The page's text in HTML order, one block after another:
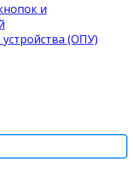
и
(ОПУ)